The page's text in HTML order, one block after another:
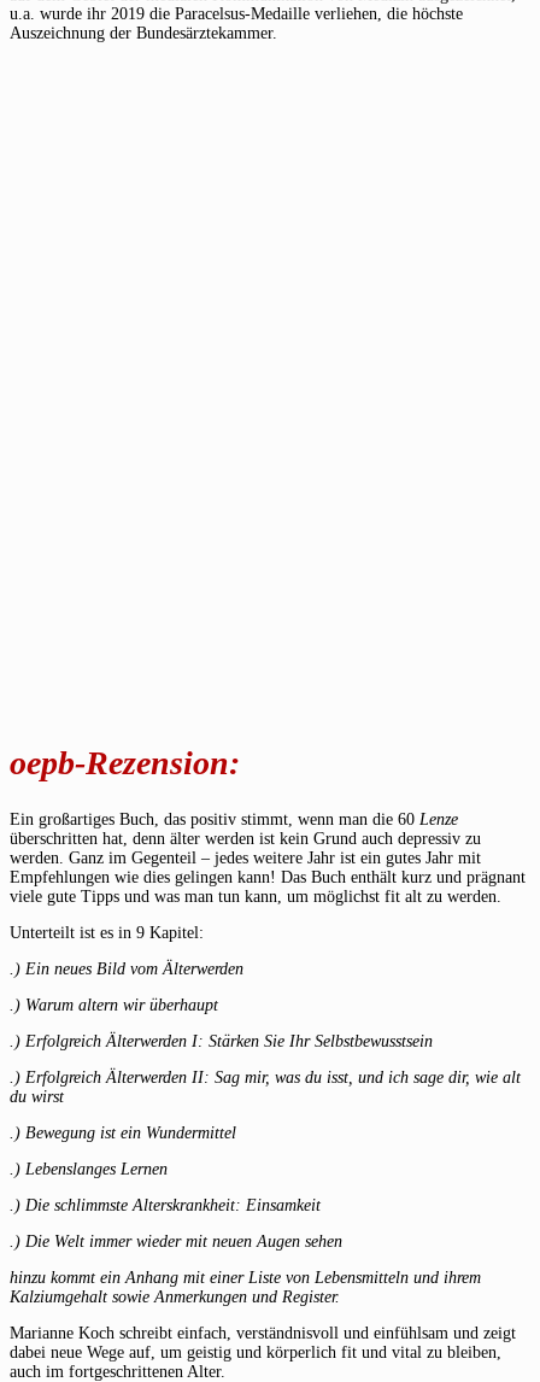
u.a. wurde ihr 2019 die Paracelsus-Medaille verliehen, die höchste
Auszeichnung der Bundesärztekammer.
oepb-Rezension:
Ein großartiges Buch, das positiv stimmt, wenn man die 60 Lenze
überschritten hat, denn älter werden ist kein Grund auch depressiv zu
werden. Ganz im Gegenteil – jedes weitere Jahr ist ein gutes Jahr mit
Empfehlungen wie dies gelingen kann! Das Buch enthält kurz und prägnant
viele gute Tipps und was man tun kann, um möglichst fit alt zu werden.
Unterteilt ist es in 9 Kapitel:
.) Ein neues Bild vom Älterwerden
.) Warum altern wir überhaupt
.) Erfolgreich Älterwerden I: Stärken Sie Ihr Selbstbewusstsein
.) Erfolgreich Älterwerden II: Sag mir, was du isst, und ich sage dir, wie alt
du wirst
.) Bewegung ist ein Wundermittel
.) Lebenslanges Lernen
.) Die schlimmste Alterskrankheit: Einsamkeit
.) Die Welt immer wieder mit neuen Augen sehen
hinzu kommt ein Anhang mit einer Liste von Lebensmitteln und ihrem
Kalziumgehalt sowie Anmerkungen und Register.
Marianne Koch schreibt einfach, verständnisvoll und einfühlsam und zeigt
dabei neue Wege auf, um geistig und körperlich fit und vital zu bleiben,
auch im fortgeschrittenen Alter.